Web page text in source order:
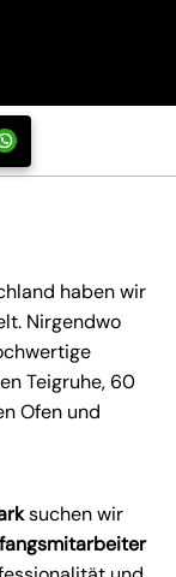
haben wir
Nirgendwo
Teigruhe, 60
Ofen und
suchen wir